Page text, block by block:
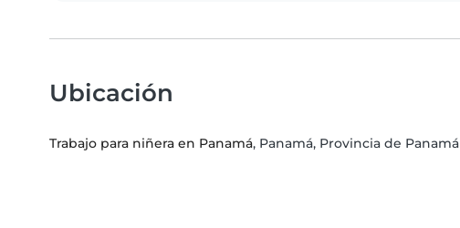
Ubicación
Trabajo para niñera en Panamá, Panamá, Provincia de Panamá